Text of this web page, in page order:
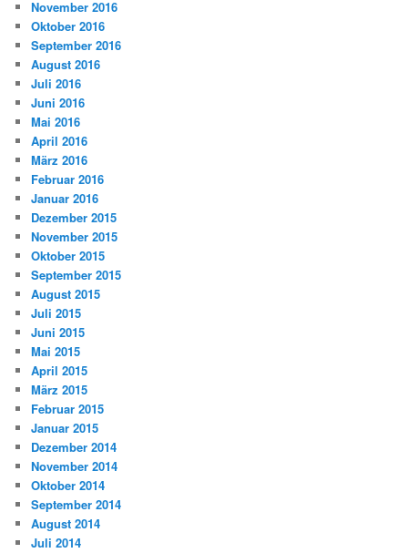
November 2016
Oktober 2016
September 2016
August 2016
Juli 2016
Juni 2016
Mai 2016
April 2016
März 2016
Februar 2016
Januar 2016
Dezember 2015
November 2015
Oktober 2015
September 2015
August 2015
Juli 2015
Juni 2015
Mai 2015
April 2015
März 2015
Februar 2015
Januar 2015
Dezember 2014
November 2014
Oktober 2014
September 2014
August 2014
Juli 2014